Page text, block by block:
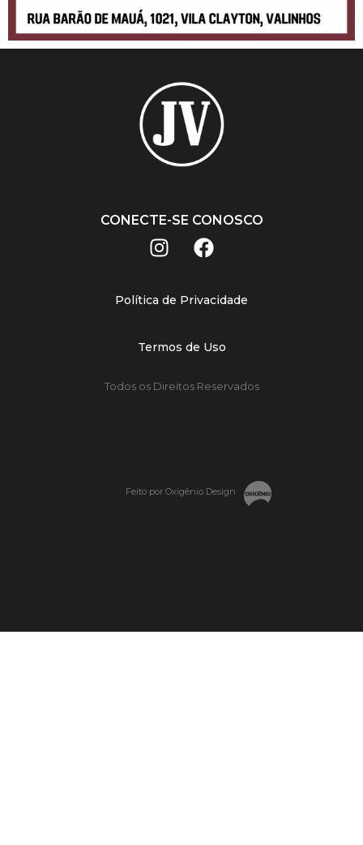
CONECTE-SE CONOSCO
Política de Privacidade
Termos de Uso
Todos os Direitos Reservados
Feito por Oxigênio Design